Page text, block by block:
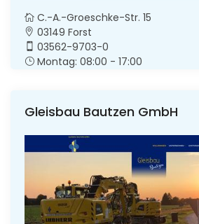
C.-A.-Groeschke-Str. 15
03149 Forst
03562-9703-0
Montag: 08:00 - 17:00
Gleisbau Bautzen GmbH